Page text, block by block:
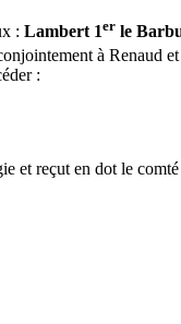
: Lambert 1er le
à Renaud
:
et reçut en dot le